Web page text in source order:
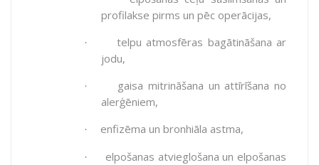
profilakse pirms un pēc operācijas,
·
telpu atmosfēras bagātināšana ar
jodu,
·
gaisa mitrināšana un attīrīšana no
alerģēniem,
· enfizēma un bronhiāla astma,
· elpošanas atvieglošana un elpošanas